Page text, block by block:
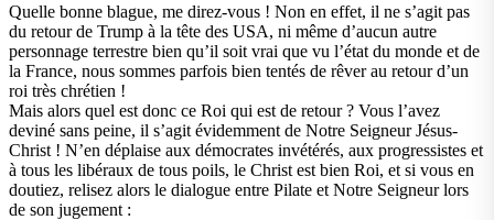
Quelle bonne blague, me direz-vous ! Non en effet, il ne s’agit pas
du retour de Trump à la tête des USA, ni même d’aucun autre
personnage terrestre bien qu’il soit vrai que vu l’état du monde et de
la France, nous sommes parfois bien tentés de rêver au retour d’un
roi très chrétien !
Mais alors quel est donc ce Roi qui est de retour ? Vous l’avez
deviné sans peine, il s’agit évidemment de Notre Seigneur Jésus-
Christ ! N’en déplaise aux démocrates invétérés, aux progressistes et
à tous les libéraux de tous poils, le Christ est bien Roi, et si vous en
doutiez, relisez alors le dialogue entre Pilate et Notre Seigneur lors
de son jugement :